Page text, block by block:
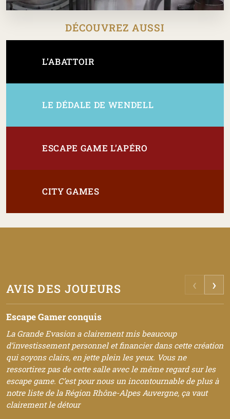
DÉCOUVREZ AUSSI
L’ABATTOIR
LE DÉDALE DE WENDELL
ESCAPE GAME L’APÉRO
CITY GAMES
AVIS DES JOUEURS ‹ ›
Escape Gamer conquis
La Grande Evasion a clairement mis beaucoup
d’investissement personnel et financier dans cette création
qui soyons clairs, en jette plein les yeux. Vous ne
ressortirez pas de cette salle avec le même regard sur les
escape game. C’est pour nous un incontournable de plus à
notre liste de la Région Rhône-Alpes Auvergne, ça vaut
clairement le détour